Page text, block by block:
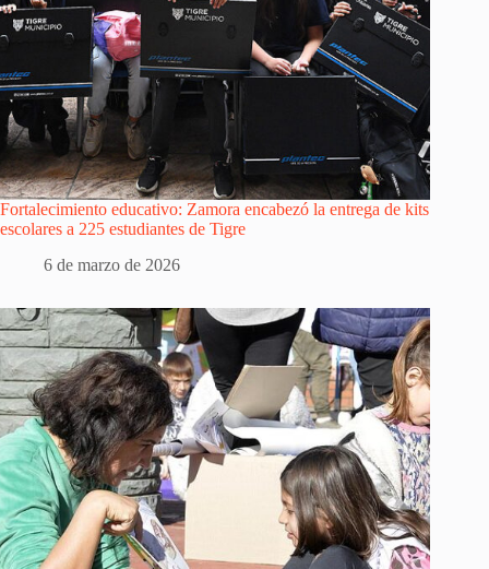
Fortalecimiento educativo: Zamora encabezó la entrega de kits
escolares a 225 estudiantes de Tigre
6 de marzo de 2026